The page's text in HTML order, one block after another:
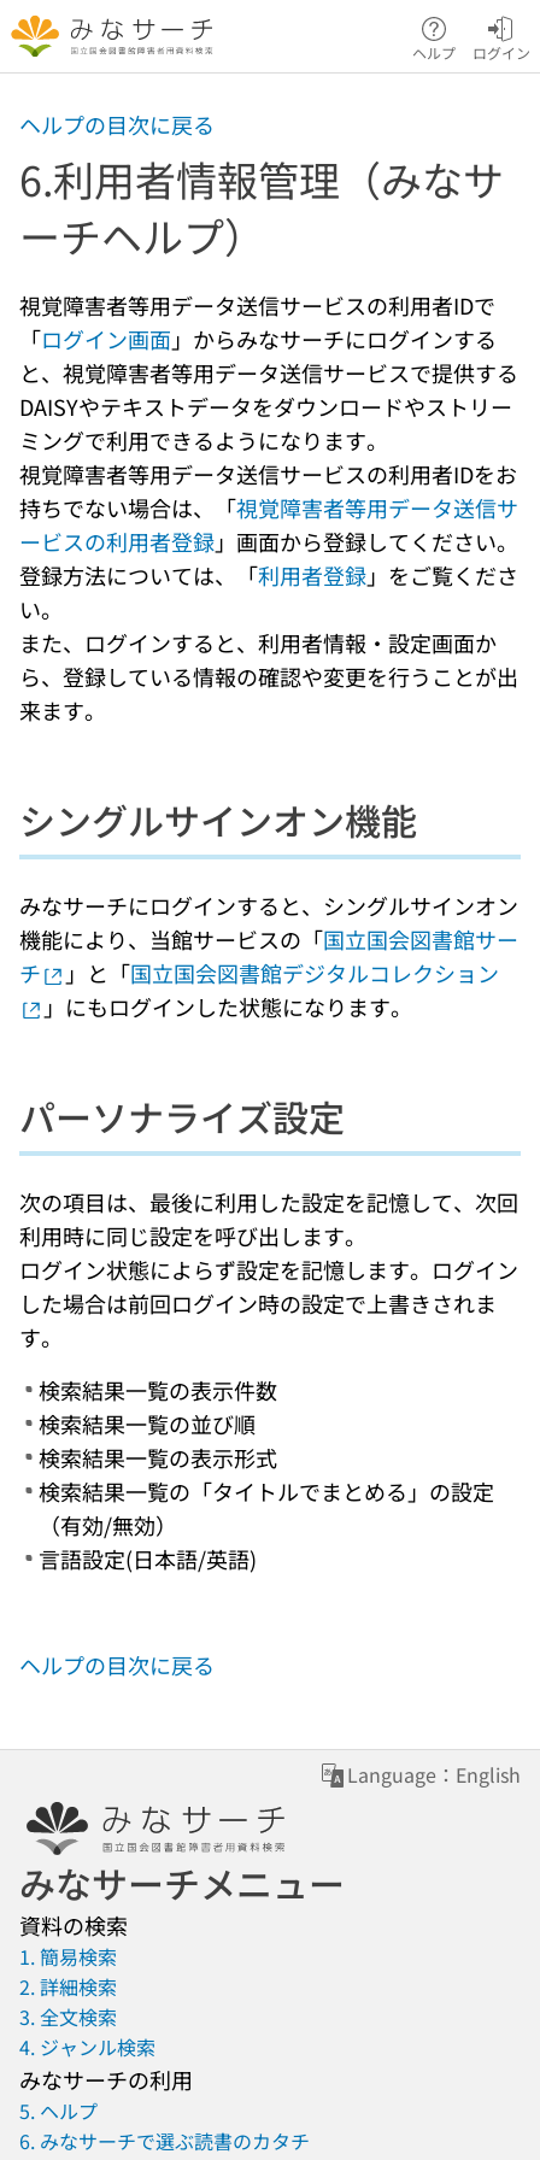
本文へ移動
ヘルプ ログイン
ヘルプの目次に戻る
6.利用者情報管理（みなサ
ーチヘルプ）
視覚障害者等用データ送信サービスの利用者IDで
「ログイン画面 」からみなサーチにログインする
と、視覚障害者等用データ送信サービスで提供する
DAISYやテキストデータをダウンロードやストリー
ミングで利用できるようになります。
視覚障害者等用データ送信サービスの利用者IDをお
持ちでない場合は、「視覚障害者等用データ送信サ
ービスの利用者登録」画面から登録してください。
登録方法については、「利用者登録」をご覧くださ
い。
また、ログインすると、利用者情報・設定画面か
ら、登録している情報の確認や変更を行うことが出
来ます。
シングルサインオン機能
みなサーチにログインすると、シングルサインオン
機能により、当館サービスの「国立国会図書館サー
チ
」と「国立国会図書館デジタルコレクション
」にもログインした状態になります。
パーソナライズ設定
次の項目は、最後に利用した設定を記憶して、次回
利用時に同じ設定を呼び出します。
ログイン状態によらず設定を記憶します。ログイン
した場合は前回ログイン時の設定で上書きされま
す。
検索結果一覧の表示件数
検索結果一覧の並び順
検索結果一覧の表示形式
検索結果一覧の「タイトルでまとめる」の設定
（有効/無効）
言語設定(日本語/英語)
ヘルプの目次に戻る
Language：English
みなサーチメニュー
資料の検索
1. 簡易検索
2. 詳細検索
3. 全文検索
4. ジャンル検索
みなサーチの利用
5. ヘルプ
6. みなサーチで選ぶ読書のカタチ